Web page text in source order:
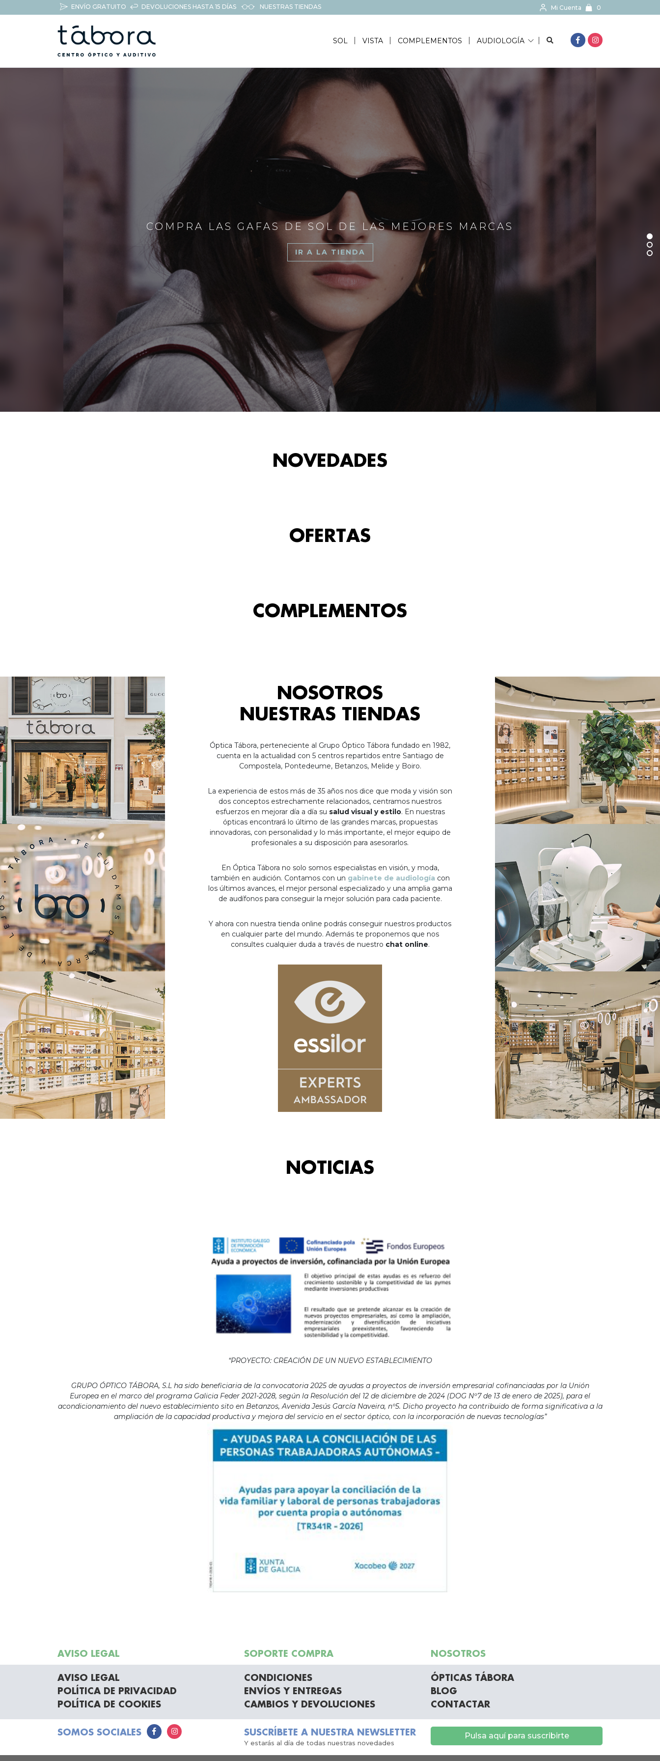
ENVÍO GRATUITO DEVOLUCIONES HASTA 15 DÍAS NUESTRAS TIENDAS Mi Cuenta 0
SOL VISTA COMPLEMENTOS AUDIOLOGÍA BUSCAR...
COMPRA LAS GAFAS DE SOL DE LAS MEJORES MARCAS
IR A LA TIENDA
NOVEDADES
OFERTAS
COMPLEMENTOS
NOSOTROS
NUESTRAS TIENDAS
Óptica Tábora, perteneciente al Grupo Óptico Tábora fundado en 1982,
cuenta en la actualidad con 5 centros repartidos entre Santiago de
Compostela, Pontedeume, Betanzos, Melide y Boiro.
La experiencia de estos más de 35 años nos dice que moda y visión son
dos conceptos estrechamente relacionados, centramos nuestros
esfuerzos en mejorar día a día su salud visual y estilo. En nuestras
ópticas encontrará lo último de las grandes marcas, propuestas
innovadoras, con personalidad y lo más importante, el mejor equipo de
profesionales a su disposición para asesorarlos.
En Óptica Tábora no solo somos especialistas en visión, y moda,
también en audición. Contamos con un gabinete de audiología con
los últimos avances, el mejor personal especializado y una amplia gama
de audífonos para conseguir la mejor solución para cada paciente.
Y ahora con nuestra tienda online podrás conseguir nuestros productos
en cualquier parte del mundo. Además te proponemos que nos
consultes cualquier duda a través de nuestro chat online.
NOTICIAS
“PROYECTO: CREACIÓN DE UN NUEVO ESTABLECIMIENTO
GRUPO ÓPTICO TÁBORA, S.L ha sido beneficiaria de la convocatoria 2025 de ayudas a proyectos de inversión empresarial cofinanciadas por la Unión
Europea en el marco del programa Galicia Feder 2021-2028, según la Resolución del 12 de diciembre de 2024 (DOG Nº7 de 13 de enero de 2025), para el
acondicionamiento del nuevo establecimiento sito en Betanzos, Avenida Jesús García Naveira, nº5. Dicho proyecto ha contribuido de forma significativa a la
ampliación de la capacidad productiva y mejora del servicio en el sector óptico, con la incorporación de nuevas tecnologías”
AVISO LEGAL SOPORTE COMPRA NOSOTROS
AVISO LEGAL
POLÍTICA DE PRIVACIDAD
POLÍTICA DE COOKIES
CONDICIONES
ENVÍOS Y ENTREGAS
CAMBIOS Y DEVOLUCIONES
ÓPTICAS TÁBORA
BLOG
CONTACTAR
SOMOS SOCIALES SUSCRÍBETE A NUESTRA NEWSLETTER
Y estarás al día de todas nuestras novedades
Pulsa aquí para suscribirte